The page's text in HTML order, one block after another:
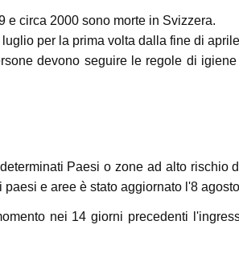
e circa 2000 sono morte in Svizzera.
per la prima volta dalla fine di
devono seguire le regole di
Paesi o zone ad alto rischio
e aree è stato aggiornato l'8
nei 14 giorni precedenti